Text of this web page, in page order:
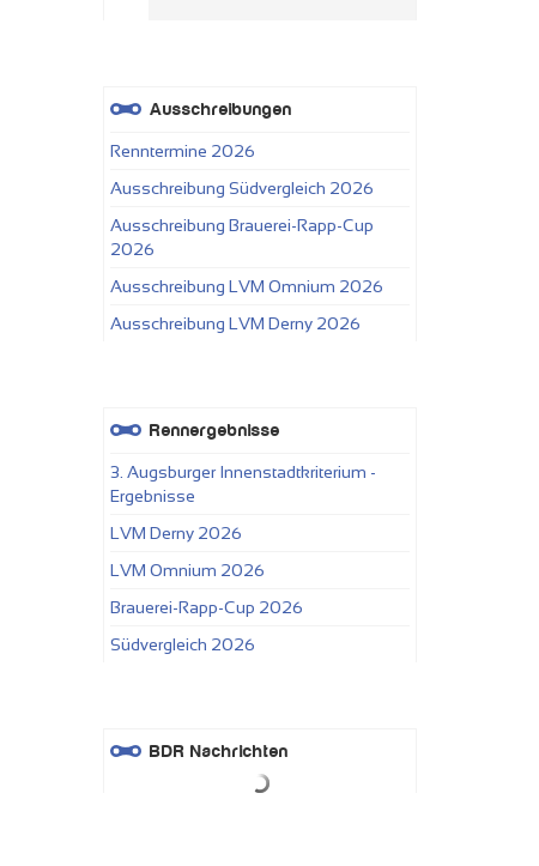
Ausschreibungen
Renntermine 2026
Ausschreibung Südvergleich 2026
Ausschreibung Brauerei-Rapp-Cup
2026
Ausschreibung LVM Omnium 2026
Ausschreibung LVM Derny 2026
Rennergebnisse
3. Augsburger Innenstadtkriterium -
Ergebnisse
LVM Derny 2026
LVM Omnium 2026
Brauerei-Rapp-Cup 2026
Südvergleich 2026
BDR Nachrichten